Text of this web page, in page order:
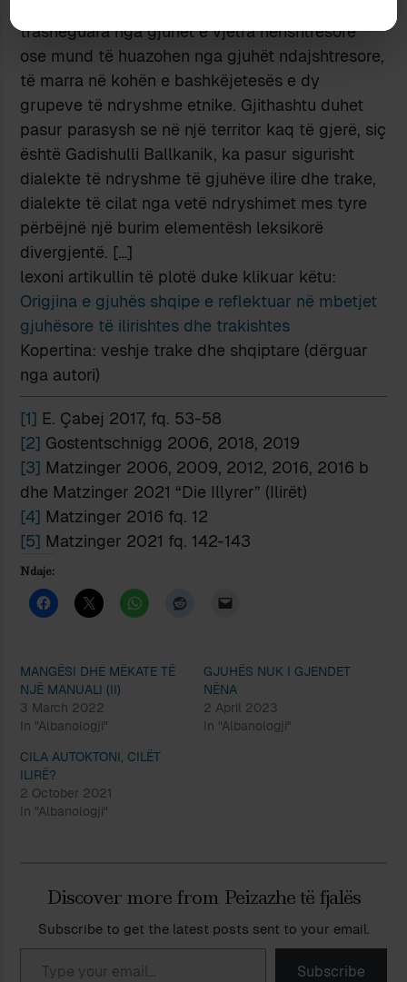
trashëguara nga gjuhët e vjetra nënshtresore
ose mund të huazohen nga gjuhët ndajshtresore,
të marra në kohën e bashkëjetesës e dy
grupeve të ndryshme etnike. Gjithashtu duhet
pasur parasysh se në një territor kaq të gjerë, siç
është Gadishulli Ballkanik, ka pasur sigurisht
dialekte të ndryshme të gjuhëve ilire dhe trake,
dialekte të cilat nga vetë ndryshimet mes tyre
përbëjnë një burim elementësh leksikorë
divergjentë. […]
lexoni artikullin të plotë duke klikuar këtu:
Origjina e gjuhës shqipe e reflektuar në mbetjet
gjuhësore të ilirishtes dhe trakishtes
Kopertina: veshje trake dhe shqiptare (dërguar
nga autori)
[1] E. Çabej 2017, fq. 53-58
[2] Gostentschnigg 2006, 2018, 2019
[3] Matzinger 2006, 2009, 2012, 2016, 2016 b
dhe Matzinger 2021 “Die Illyrer” (Ilirët)
[4] Matzinger 2016 fq. 12
[5] Matzinger 2021 fq. 142-143
Ndaje:
MANGËSI DHE MËKATE TË
NJË MANUALI (II)
3 March 2022
In "Albanologji"
GJUHËS NUK I GJENDET
NËNA
2 April 2023
In "Albanologji"
CILA AUTOKTONI, CILËT
ILIRË?
2 October 2021
In "Albanologji"
Discover more from Peizazhe të fjalës
Subscribe to get the latest posts sent to your email.
Type your email…
Subscribe